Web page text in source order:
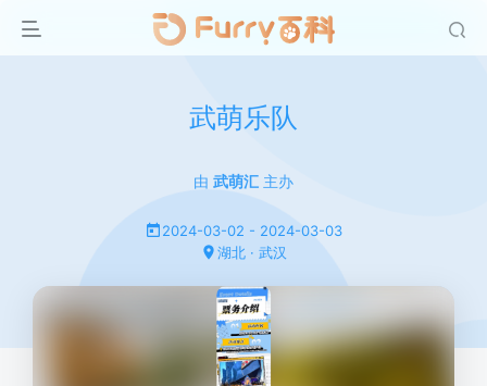
武萌乐队
由 武萌汇 主办
2024-03-02 - 2024-03-03
湖北 · 武汉